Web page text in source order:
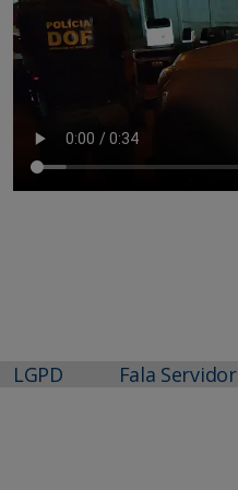
LGPD Fala Servidor